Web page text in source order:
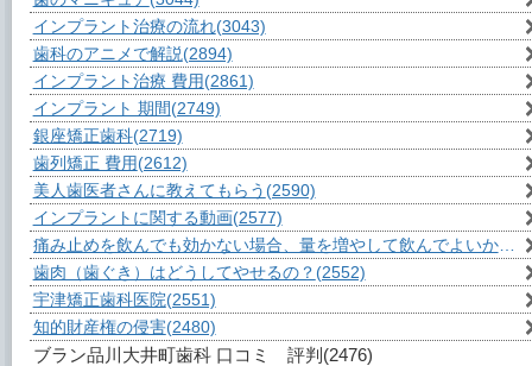
インプラント治療の流れ(3043)
歯科のアニメで解説(2894)
インプラント治療 費用(2861)
インプラント 期間(2749)
銀座矯正歯科(2719)
歯列矯正 費用(2612)
美人歯医者さんに教えてもらう (2590)
インプラントに関する動画(2577)
痛み止めを飲んでも効かない場合、量を増やして飲んでよいか？
歯肉（歯ぐき）はどうしてやせるの？ (2552)
宇津矯正歯科医院(2551)
知的財産権の侵害(2480)
ブラン品川大井町歯科 口コミ 評判 (2476)